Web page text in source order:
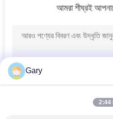
গ্রাফাইট
আমরা শীঘ্রই
Gary
2:44